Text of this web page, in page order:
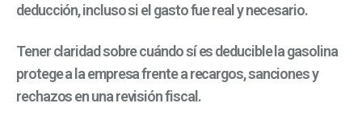
deducción, incluso si el gasto fue real y necesario.
Tener claridad sobre cuándo sí es deducible la gasolina
protege a la empresa frente a recargos, sanciones y
rechazos en una revisión fiscal.